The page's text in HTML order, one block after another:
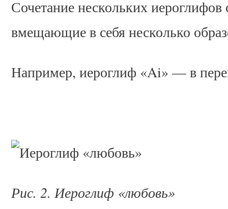
Сочетание нескольких
вмещающие в себя несколько
Например, иероглиф «Ai» — в
Рис. 2. Иероглиф «любовь»